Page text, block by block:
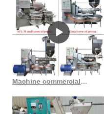
Machine commerciale de presse à huile de vis de tournesol de soja d’approvisionnement commercial